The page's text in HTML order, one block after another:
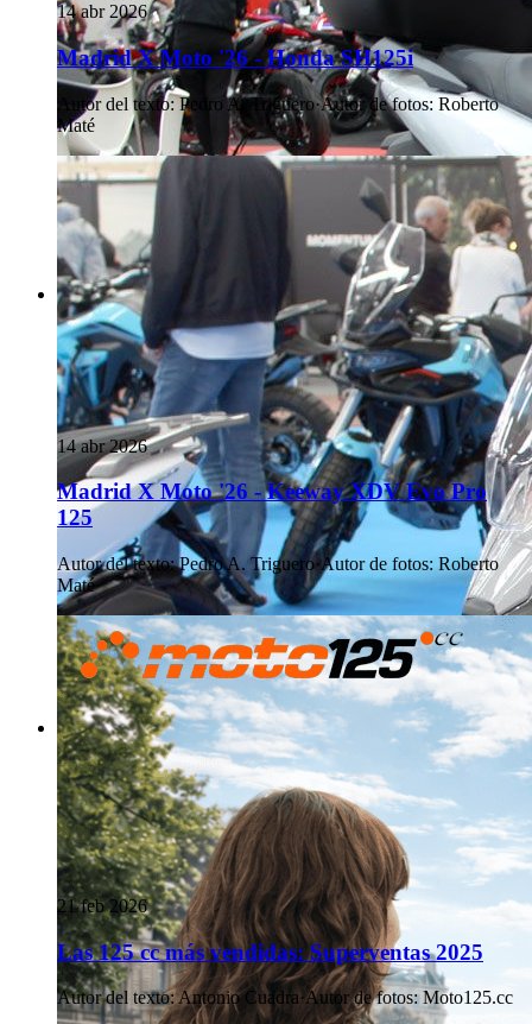
14 abr 2026
Madrid X Moto '26 - Honda SH125i
Autor del texto: Pedro A. Triguero·Autor de fotos: Roberto
Maté
14 abr 2026
Madrid X Moto '26 - Keeway XDV Evo Pro
125
Autor del texto: Pedro A. Triguero·Autor de fotos: Roberto
Maté
21 feb 2026
Las 125 cc más vendidas: Superventas 2025
Autor del texto:Antonio Cuadra·Autor de fotos: Moto125.cc